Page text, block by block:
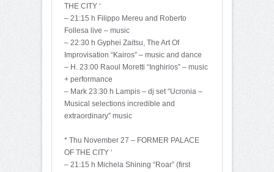
THE CITY ‘
– 21:15 h Filippo Mereu and Roberto
Follesa live – music
– 22:30 h Gyphei Zaitsu, The Art Of
Improvisation “Kairos” – music and dance
– H. 23:00 Raoul Moretti “Inghirios” – music
+ performance
– Mark 23:30 h Lampis – dj set “Ucronia –
Musical selections incredible and
extraordinary” music
* Thu November 27 – FORMER PALACE
OF THE CITY ‘
– 21:15 h Michela Shining “Roar” (first